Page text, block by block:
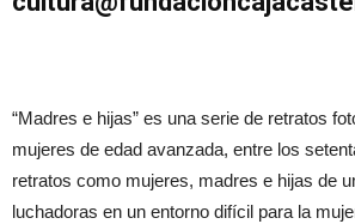
“Madres e hijas” es una serie de retratos
mujeres de edad avanzada, entre los
retratos como mujeres, madres e hijas de
luchadoras en un entorno difícil para la